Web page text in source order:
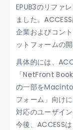
EPUB3のリファ
ました。
企業およびコン
ットフォームの
具体的には、
「NetFront
の一部を
フォーム」向け
対応のユーザイ
今後、ACCESS